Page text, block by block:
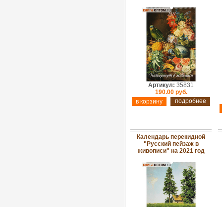
Артикул: 35831
190.00 руб.
подробнее
Календарь перекидной
"Русский пейзаж в
живописи" на 2021 год